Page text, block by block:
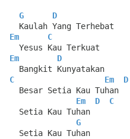
G
D
  Kaulah Yang Terhebat
Em
C
  Yesus Kau Terkuat
Em
D
  Bangkit Kunyatakan
C
Em D
  Besar Setia Kau Tuhan
Em
D
C
  Setia Kau Tuhan
G
  Setia Kau Tuhan